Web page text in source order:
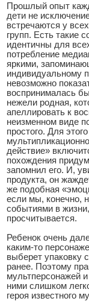
Прошлый опыт
дети не
встречаются у
групп. Есть такие
идентичны для
потребление
яркими,
индивидуальному
невозможно
воспринималась
нежели родная,
апеллировать к
неизменном виде
простого. Для
действие»
похождения
запомнил его. И,
продукта, он
же подобная
если мы, конечно,
событиями в
просчитывается.
Ребенок очень
каким-то
выберет упаковку
ранее. Поэтому
мультперсонажей и
ними слишком
героя известного